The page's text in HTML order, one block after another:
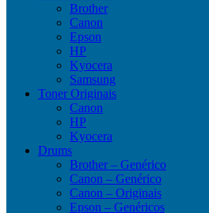
Brother
Canon
Epson
HP
Kyocera
Samsung
Toner Originais
Canon
HP
Kyocera
Drums
Brother – Genérico
Canon – Genérico
Canon – Originais
Epson – Genéricos